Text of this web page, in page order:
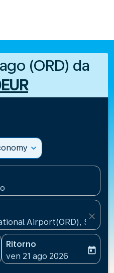
(ORD) da
expand_more
Airport(ORD), Stati
close
aria-label
Ritorno
fc-booking-return-date-
ven 21 ago 2026
today